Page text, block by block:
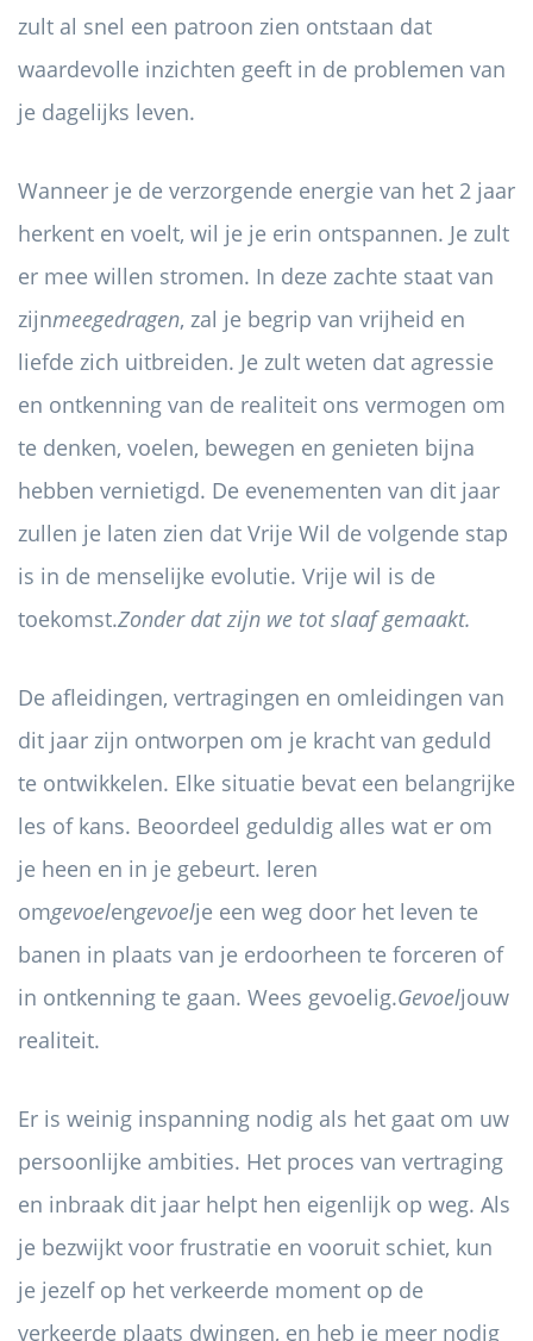
zult al snel een patroon zien ontstaan ​​dat
waardevolle inzichten geeft in de problemen van
je dagelijks leven.
Wanneer je de verzorgende energie van het 2 jaar
herkent en voelt, wil je je erin ontspannen. Je zult
er mee willen stromen. In deze zachte staat van
zijnmeegedragen, zal je begrip van vrijheid en
liefde zich uitbreiden. Je zult weten dat agressie
en ontkenning van de realiteit ons vermogen om
te denken, voelen, bewegen en genieten bijna
hebben vernietigd. De evenementen van dit jaar
zullen je laten zien dat Vrije Wil de volgende stap
is in de menselijke evolutie. Vrije wil is de
toekomst.Zonder dat zijn we tot slaaf gemaakt.
De afleidingen, vertragingen en omleidingen van
dit jaar zijn ontworpen om je kracht van geduld
te ontwikkelen. Elke situatie bevat een belangrijke
les of kans. Beoordeel geduldig alles wat er om
je heen en in je gebeurt. leren
omgevoelengevoelje een weg door het leven te
banen in plaats van je erdoorheen te forceren of
in ontkenning te gaan. Wees gevoelig.Gevoeljouw
realiteit.
Er is weinig inspanning nodig als het gaat om uw
persoonlijke ambities. Het proces van vertraging
en inbraak dit jaar helpt hen eigenlijk op weg. Als
je bezwijkt voor frustratie en vooruit schiet, kun
je jezelf op het verkeerde moment op de
verkeerde plaats dwingen, en heb je meer nodig